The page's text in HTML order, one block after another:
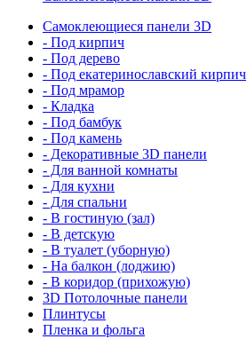
Самоклеющиеся панели 3D
- Под кирпич
- Под дерево
- Под екатеринославский кирпич
- Под мрамор
- Кладка
- Под бамбук
- Под камень
- Декоративные 3D панели
- Для ванной комнаты
- Для кухни
- Для спальни
- В гостиную (зал)
- В детскую
- В туалет (уборную)
- На балкон (лоджию)
- В коридор (прихожую)
3D Потолочные панели
Плинтусы
Пленка и фольга